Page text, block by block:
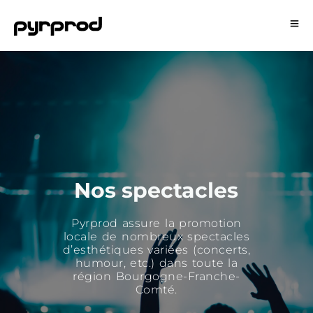
Nos spectacles
Pyrprod assure la promotion
locale de nombreux spectacles
d’esthétiques variées (concerts,
humour, etc.) dans toute la
région Bourgogne-Franche-
Comté.